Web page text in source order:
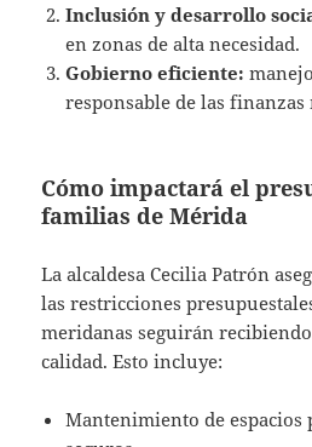
Inclusión y desarrollo
en zonas de alta necesidad.
Gobierno eficiente:
responsable de las
Cómo impactará el
familias de Mérida
La alcaldesa Cecilia Patrón
las restricciones
meridanas seguirán
calidad. Esto incluye:
Mantenimiento de